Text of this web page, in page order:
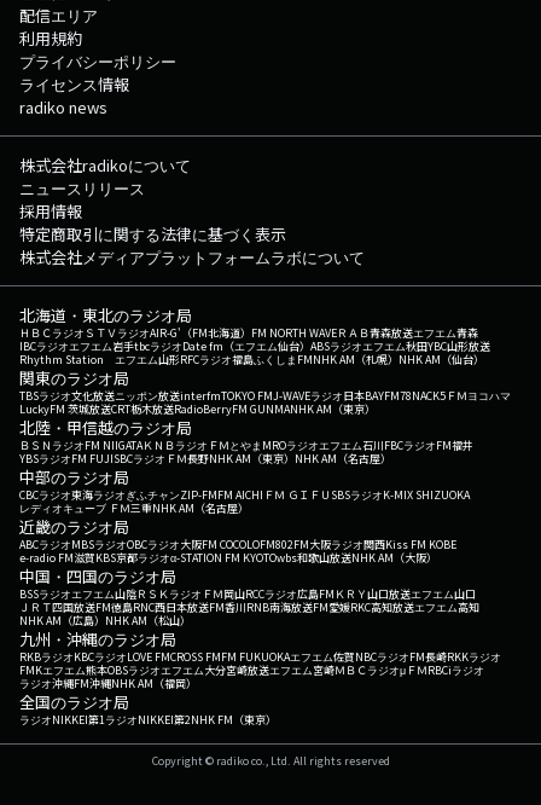
配信エリア
利用規約
プライバシーポリシー
ライセンス情報
radiko news
株式会社radikoについて
ニュースリリース
採用情報
特定商取引に関する法律に基づく表示
株式会社メディアプラットフォームラボについて
北海道・東北のラジオ局
ＨＢＣラジオ ＳＴＶラジオAIR-G'（FM北海道） FM NORTH WAVEＲＡＢ青森放送エフエム青森
IBCラジオエフエム岩手tbcラジオDate fm（エフエム仙台） ABSラジオエフエム秋田YBC山形放送
Rhythm Station エフエム山形RFCラジオ福島ふくしまFMNHK AM（札幌） NHK AM（仙台）
関東のラジオ局
TBSラジオ文化放送ニッポン放送interfmTOKYO FMJ-WAVEラジオ日本BAYFM78NACK5 ＦＭヨコハマ
LuckyFM 茨城放送CRT栃木放送RadioBerryFM GUNMANHK AM（東京）
北陸・甲信越のラジオ局
ＢＳＮラジオFM NIIGATAＫＮＢラジオ ＦＭとやま MROラジオエフエム石川FBCラジオFM福井
YBSラジオFM FUJISBCラジオ ＦＭ長野NHK AM（東京） NHK AM（名古屋）
中部のラジオ局
CBCラジオ東海ラジオぎふチャンZIP-FMFM AICHI ＦＭ ＧＩＦＵ SBSラジオK-MIX SHIZUOKA
レディオキューブ ＦＭ三重NHK AM（名古屋）
近畿のラジオ局
ABCラジオMBSラジオOBCラジオ大阪FM COCOLOFM802FM大阪ラジオ関西Kiss FM KOBE
e-radio FM滋賀KBS京都ラジオα-STATION FM KYOTOwbs和歌山放送NHK AM（大阪）
中国・四国のラジオ局
BSSラジオエフエム山陰ＲＳＫラジオ ＦＭ岡山RCCラジオ広島FM ＫＲＹ山口放送エフエム山口
ＪＲＴ四国放送FM徳島RNC西日本放送FM香川RNB南海放送FM愛媛RKC高知放送エフエム高知
NHK AM（広島） NHK AM（松山）
九州・沖縄のラジオ局
RKBラジオKBCラジオLOVE FMCROSS FMFM FUKUOKAエフエム佐賀NBCラジオFM長崎RKKラジオ
FMKエフエム熊本OBSラジオエフエム大分宮崎放送エフエム宮崎ＭＢＣラジオμＦＭRBCiラジオ
ラジオ沖縄FM沖縄NHK AM（福岡）
全国のラジオ局
ラジオNIKKEI第1ラジオNIKKEI第2NHK FM（東京）
Copyright © radiko co., Ltd. All rights reserved